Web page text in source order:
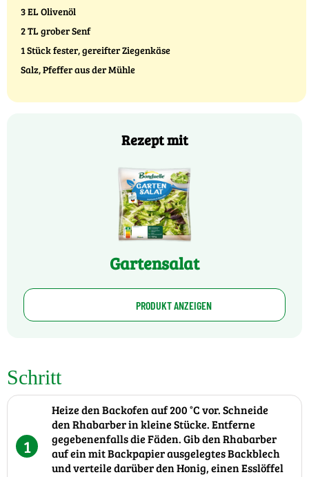
3 EL Olivenöl
2 TL grober Senf
1 Stück fester, gereifter Ziegenkäse
Salz, Pfeffer aus der Mühle
Rezept mit
Gartensalat
PRODUKT ANZEIGEN
Schritt
1
Heize den Backofen auf 200 °C vor. Schneide
den Rhabarber in kleine Stücke. Entferne
gegebenenfalls die Fäden. Gib den Rhabarber
auf ein mit Backpapier ausgelegtes Backblech
und verteile darüber den Honig, einen Esslöffel